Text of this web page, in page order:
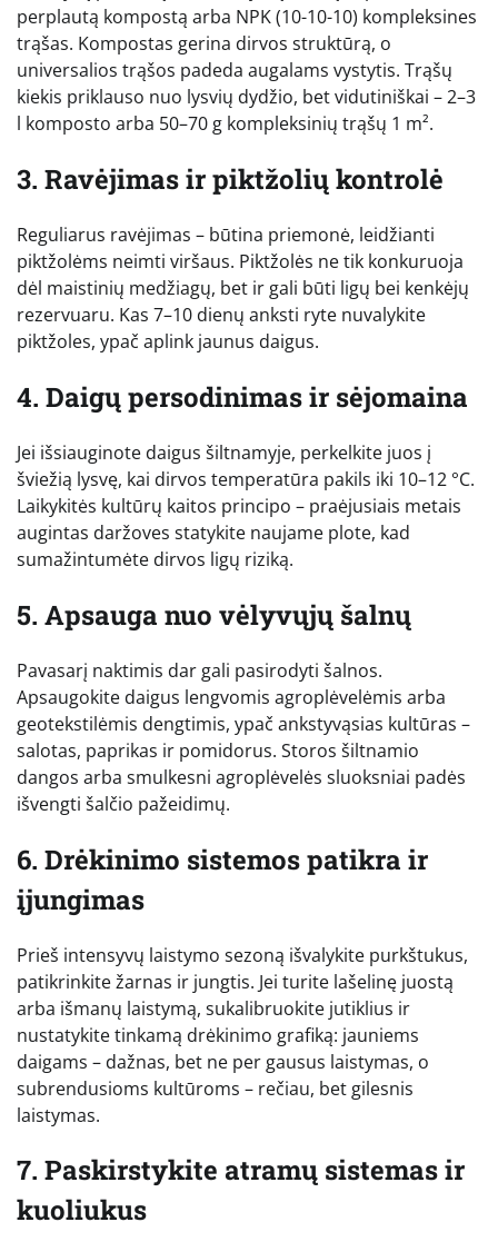
perplautą kompostą arba NPK (10-10-10) kompleksines
trąšas. Kompostas gerina dirvos struktūrą, o
universalios trąšos padeda augalams vystytis. Trąšų
kiekis priklauso nuo lysvių dydžio, bet vidutiniškai – 2–3
l komposto arba 50–70 g kompleksinių trąšų 1 m².
3. Ravėjimas ir piktžolių kontrolė
Reguliarus ravėjimas – būtina priemonė, leidžianti
piktžolėms neimti viršaus. Piktžolės ne tik konkuruoja
dėl maistinių medžiagų, bet ir gali būti ligų bei kenkėjų
rezervuaru. Kas 7–10 dienų anksti ryte nuvalykite
piktžoles, ypač aplink jaunus daigus.
4. Daigų persodinimas ir sėjomaina
Jei išsiauginote daigus šiltnamyje, perkelkite juos į
šviežią lysvę, kai dirvos temperatūra pakils iki 10–12 °C.
Laikykitės kultūrų kaitos principo – praėjusiais metais
augintas daržoves statykite naujame plote, kad
sumažintumėte dirvos ligų riziką.
5. Apsauga nuo vėlyvųjų šalnų
Pavasarį naktimis dar gali pasirodyti šalnos.
Apsaugokite daigus lengvomis agroplėvelėmis arba
geotekstilėmis dengtimis, ypač ankstyvąsias kultūras –
salotas, paprikas ir pomidorus. Storos šiltnamio
dangos arba smulkesni agroplėvelės sluoksniai padės
išvengti šalčio pažeidimų.
6. Drėkinimo sistemos patikra ir
įjungimas
Prieš intensyvų laistymo sezoną išvalykite purkštukus,
patikrinkite žarnas ir jungtis. Jei turite lašelinę juostą
arba išmanų laistymą, sukalibruokite jutiklius ir
nustatykite tinkamą drėkinimo grafiką: jauniems
daigams – dažnas, bet ne per gausus laistymas, o
subrendusioms kultūroms – rečiau, bet gilesnis
laistymas.
7. Paskirstykite atramų sistemas ir
kuoliukus